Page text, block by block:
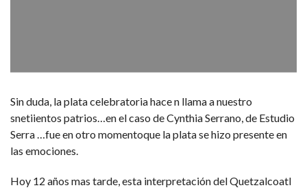
Sin duda, la plata celebratoria hace n llama a nuestro
snetiientos patrios…en el caso de Cynthia Serrano, de Estudio
Serra …fue en otro momentoque la plata se hizo presente en
las emociones.
Hoy 12 años mas tarde, esta interpretación del Quetzalcoatl